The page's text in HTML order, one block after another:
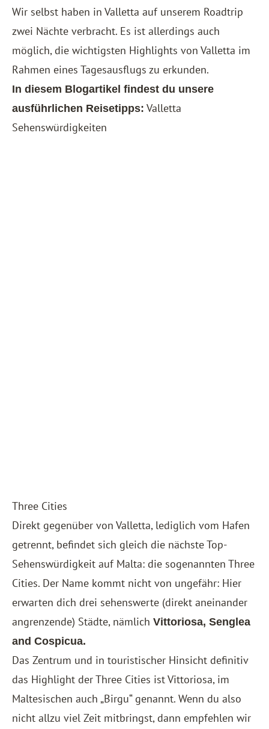
Wir selbst haben in Valletta auf unserem Roadtrip
zwei Nächte verbracht. Es ist allerdings auch
möglich, die wichtigsten Highlights von Valletta im
Rahmen eines Tagesausflugs zu erkunden.
In diesem Blogartikel findest du unsere
ausführlichen Reisetipps: Valletta
Sehenswürdigkeiten
Three Cities
Direkt gegenüber von Valletta, lediglich vom Hafen
getrennt, befindet sich gleich die nächste Top-
Sehenswürdigkeit auf Malta: die sogenannten Three
Cities. Der Name kommt nicht von ungefähr: Hier
erwarten dich drei sehenswerte (direkt aneinander
angrenzende) Städte, nämlich Vittoriosa, Senglea
and Cospicua.
Das Zentrum und in touristischer Hinsicht definitiv
das Highlight der Three Cities ist Vittoriosa, im
Maltesischen auch „Birgu“ genannt. Wenn du also
nicht allzu viel Zeit mitbringst, dann empfehlen wir